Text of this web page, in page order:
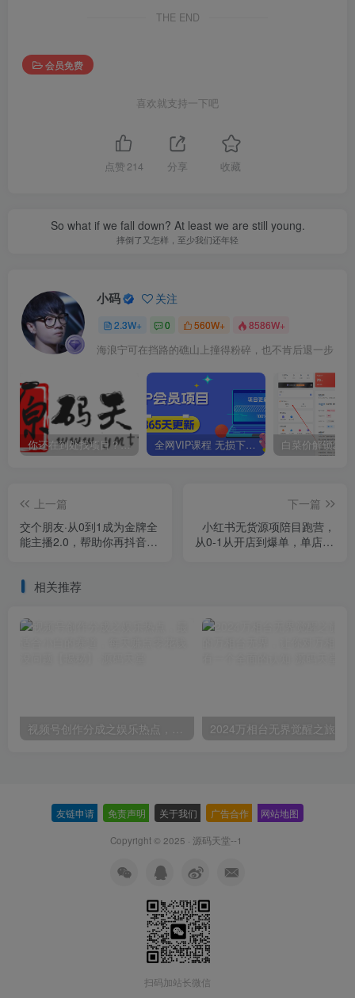
THE END
会员免费
喜欢就支持一下吧
点赞 214 分享 收藏
So what if we fall down? At least we are still young.
摔倒了又怎样，至少我们还年轻
小码 关注
2.3W+ 0 560W+ 8586W+
海浪宁可在挡路的礁山上撞得粉碎，也不肯后退一步
你还在到处找项目？还在当韭菜？我靠卖项目一个月收入5万+，曾经我也是个失败者。 全网VIP课程 无损下载~
上一篇
交个朋友·从0到1成为金牌全
能主播2.0，帮助你再抖音赚
下一篇
小红书无货源项陪目‬跑营，
从0-1从开店到爆单，单店30
相关推荐
视频号创作分成之娱乐热点，最适合小白的赛道，每天赚点零花钱没问题【揭秘】
友链申请 免责声明 关于我们 广告合作 网站地图
Copyright © 2025 · 源码天堂--1
扫码加站长微信